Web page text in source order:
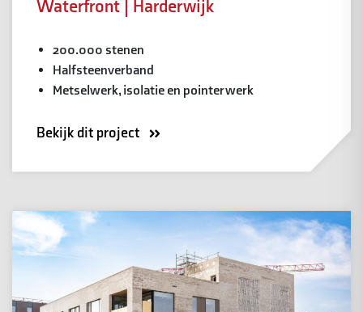
Waterfront | Harderwijk
200.000 stenen
Halfsteenverband
Metselwerk, isolatie en pointerwerk
Bekijk dit project